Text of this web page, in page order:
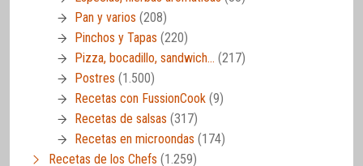
Pan y varios (208)
Pinchos y Tapas (220)
Pizza, bocadillo, sandwich… (217)
Postres (1.500)
Recetas con FussionCook (9)
Recetas de salsas (317)
Recetas en microondas (174)
Recetas de los Chefs (1.259)